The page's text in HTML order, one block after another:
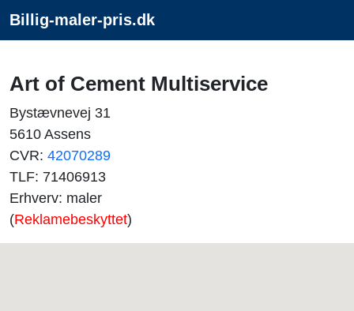
Billig-maler-pris.dk
Art of Cement Multiservice
Bystævnevej 31
5610 Assens
CVR: 42070289
TLF: 71406913
Erhverv: maler
(Reklamebeskyttet)